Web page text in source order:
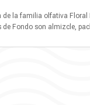
la familia olfativa Floral
Fondo son almizcle,